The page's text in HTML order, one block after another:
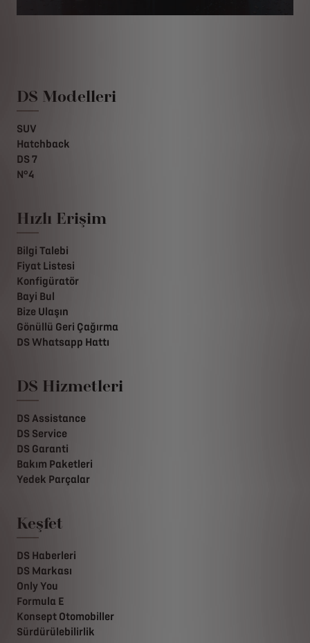
DS Modelleri
SUV
Hatchback
DS 7
N°4
Hızlı Erişim
Bilgi Talebi
Fiyat Listesi
Konfigüratör
Bayi Bul
Bize Ulaşın
Gönüllü Geri Çağırma
DS Whatsapp Hattı
DS Hizmetleri
DS Assistance
DS Service
DS Garanti
Bakım Paketleri
Yedek Parçalar
Keşfet
DS Haberleri
DS Markası
Only You
Formula E
Konsept Otomobiller
Sürdürülebilirlik